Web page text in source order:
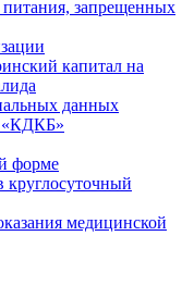
запрещенных
капитал на
данных
«КДКБ»
форме
круглосуточный
медицинской